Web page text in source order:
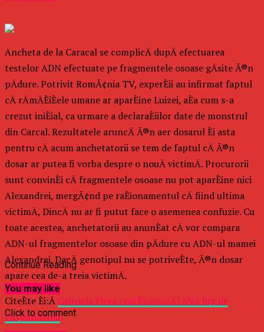
Ancheta de la Caracal se complicÄ dupÄ efectuarea
testelor ADN efectuate pe fragmentele osoase gÄsite Ã®n
pÄdure. Potrivit RomÃ¢nia TV, experÈii au infirmat faptul
cÄ rÄmÄÈiÈele umane ar aparÈine Luizei, aÈa cum s-a
crezut iniÈial, ca urmare a declaraÈiilor date de monstrul
din Carcal. Rezultatele aruncÄ Ã®n aer dosarul Èi asta
pentru cÄ acum anchetatorii se tem de faptul cÄ Ã®n
dosar ar putea fi vorba despre o nouÄ victimÄ. Procurorii
sunt convinÈi cÄ fragmentele osoase nu pot aparÈine nici
Alexandrei, mergÃ¢nd pe raÈionamentul cÄ fiind ultima
victimÄ, DincÄ nu ar fi putut face o asemenea confuzie. Cu
toate acestea, anchetatorii au anunÈat cÄ vor compara
ADN-ul fragmentelor osoase din pÄdure cu ADN-ul mamei
Alexandrei. DacÄ genotipul nu se potriveÈte, Ã®n dosar
apare cea de-a treia victimÄ.
CiteÈte Èi:Â Gabriela Firea reacÈioneazÄ! âNu fug de
rÄspundereâ
Continue Reading
You may like
Click to comment